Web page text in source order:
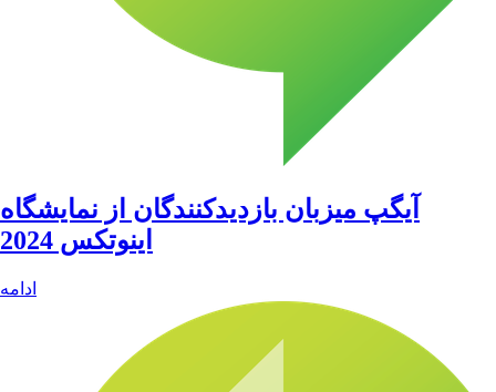
آیگپ میزبان بازدیدکنندگان از نمایشگاه
اینوتکس 2024
ادامه